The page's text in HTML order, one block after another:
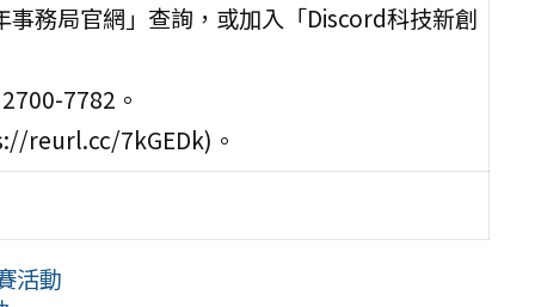
務局官網」查詢，或加入「Discord科技新創
7782。
reurl.cc/7kGEDk)。
活動